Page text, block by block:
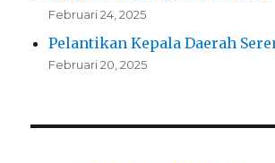
Februari 24, 2025
Pelantikan Kepala Daerah
Februari 20, 2025